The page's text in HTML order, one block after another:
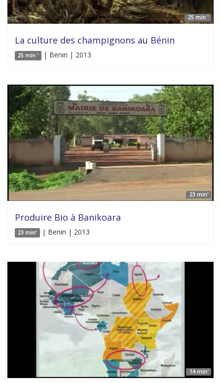
25 min '
La culture des champignons au Bénin
25 min ' | Benin | 2013
23 min'
Produire Bio à Banikoara
23 min' | Benin | 2013
14 min'